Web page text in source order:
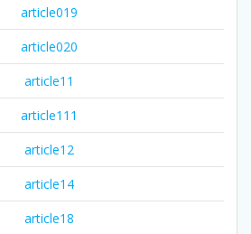
article019
article020
article11
article111
article12
article14
article18